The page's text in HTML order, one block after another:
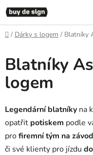
Přejít
na
obsah
Domů
/ Dárky s logem / Blatníky
Blatníky
logem
Legendární blatníky na
opatřit potiskem podle
profiremní tým na
či své klienty pro jízdu